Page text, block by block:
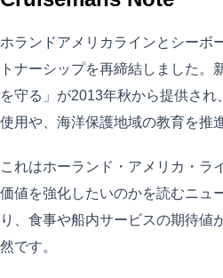
ホランドアメリカラインとシーボ
トナーシップを再締結しました。
を守る」が2013年秋から提供さ
使用や、海洋保護地域の教育を推
これはホーランド・アメリカ・ラ
価値を強化したいのかを読むニュ
り、食事や船内サービスの期待値
然です。